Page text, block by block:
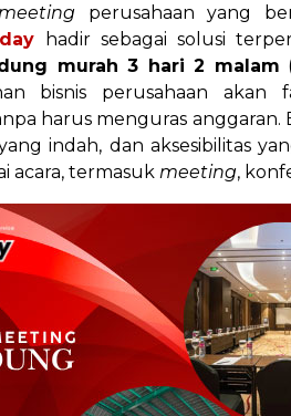
meeting perusahaan yang
hadir sebagai solusi
murah 3 hari 2 malam
bisnis perusahaan akan
harus menguras
indah, dan aksesibilitas
acara, termasuk meeting,